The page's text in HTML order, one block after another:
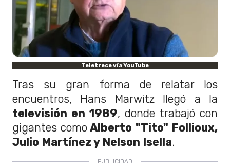
Teletrece vía YouTube
Tras su gran forma de relatar los
encuentros, Hans Marwitz llegó a la
televisión en 1989, donde trabajó con
gigantes como Alberto "Tito" Follioux,
Julio Martínez y Nelson Isella.